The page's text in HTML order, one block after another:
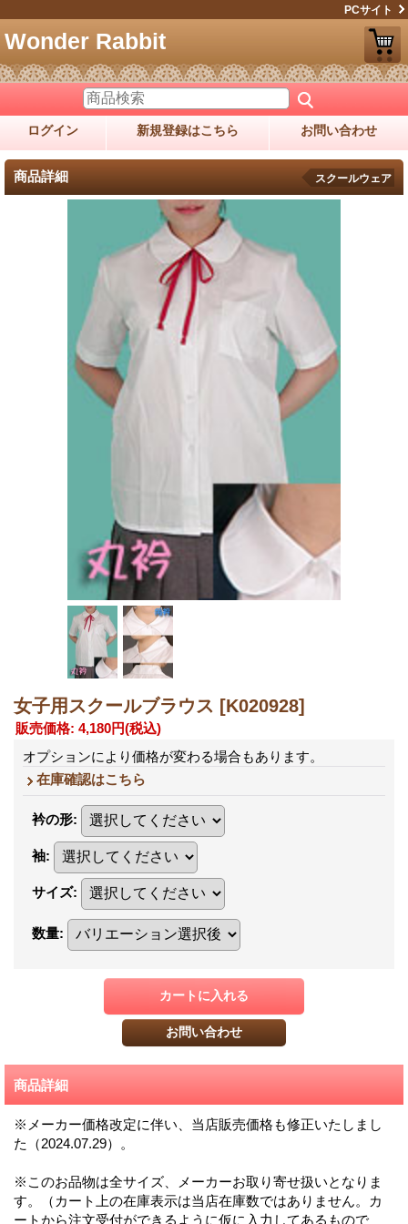
PCサイト
Wonder Rabbit
ログイン 新規登録はこちら お問い合わせ
商品詳細 スクールウェア
女子用スクールブラウス [K020928]
販売価格: 4,180円(税込)
オプションにより価格が変わる場合もあります。
在庫確認はこちら
衿の形:
袖:
サイズ:
数量:
商品詳細
※メーカー価格改定に伴い、当店販売価格も修正いたしまし
た（2024.07.29）。
※このお品物は全サイズ、メーカーお取り寄せ扱いとなりま
す。（カート上の在庫表示は当店在庫数ではありません。カ
ートから注文受付ができるように仮に入力してあるもので